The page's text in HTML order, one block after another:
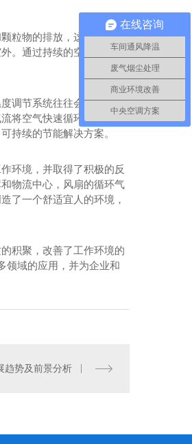
粒物的排放，这可能对空
。通过持续的空气循环，
调节系统往往会耗费大量
将空气快速循环，有效地
持续的节能解决方案。
环境，并取得了积极的反
物流中心，风扇的循环气
了一个舒适宜人的环境，
积聚，改善了工作环境的
领域的应用，并为企业和
趋势及前景分析
在线咨询
车间通风降温
废气烟尘处理
商业环境改善
中央空调方案